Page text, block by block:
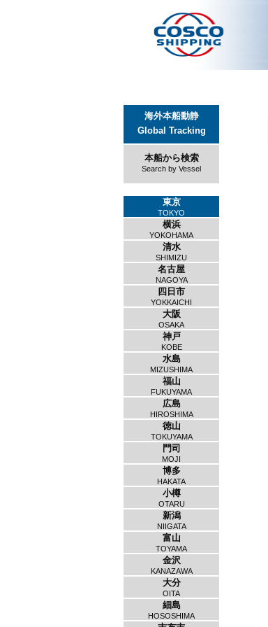
海外本船動静
Global Tracking
本船から検索
Search by Vessel
東京
TOKYO
横浜
YOKOHAMA
清水
SHIMIZU
名古屋
NAGOYA
四日市
YOKKAICHI
大阪
OSAKA
神戸
KOBE
水島
MIZUSHIMA
福山
FUKUYAMA
広島
HIROSHIMA
徳山
TOKUYAMA
門司
MOJI
博多
HAKATA
小樽
OTARU
新潟
NIIGATA
富山
TOYAMA
金沢
KANAZAWA
大分
OITA
細島
HOSOSHIMA